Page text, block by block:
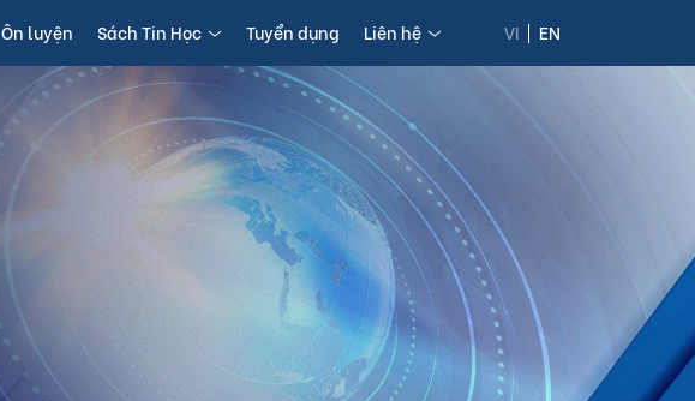
Ôn luyện Sách Tin Học Tuyển dụng Liên hệ VI EN